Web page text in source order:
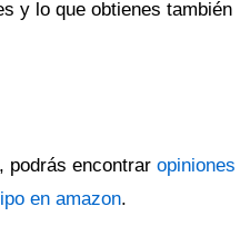
y lo que obtienes también
podrás encontrar opiniones
en amazon.